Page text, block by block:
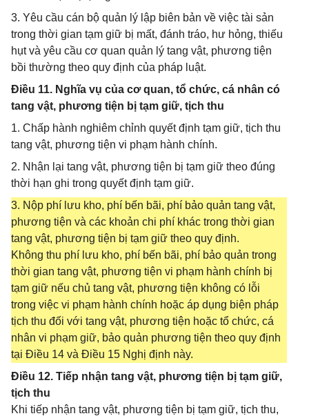
3. Yêu cầu cán bộ quản lý lập biên bản về việc tài sản
trong thời gian tạm giữ bị mất, đánh tráo, hư hỏng, thiếu
hụt và yêu cầu cơ quan quản lý tang vật, phương tiện
bồi thường theo quy định của pháp luật.
Điều 11. Nghĩa vụ của cơ quan, tổ chức, cá nhân có
tang vật, phương tiện bị tạm giữ, tịch thu
1. Chấp hành nghiêm chỉnh quyết định tạm giữ, tịch thu
tang vật, phương tiện vi phạm hành chính.
2. Nhận lại tang vật, phương tiện bị tạm giữ theo đúng
thời hạn ghi trong quyết định tạm giữ.
3. Nộp phí lưu kho, phí bến bãi, phí bảo quản tang vật,
phương tiện và các khoản chi phí khác trong thời gian
tang vật, phương tiện bị tạm giữ theo quy định.
Không thu phí lưu kho, phí bến bãi, phí bảo quản trong
thời gian tang vật, phương tiện vi phạm hành chính bị
tạm giữ nếu chủ tang vật, phương tiện không có lỗi
trong việc vi phạm hành chính hoặc áp dụng biện pháp
tịch thu đối với tang vật, phương tiện hoặc tổ chức, cá
nhân vi phạm giữ, bảo quản phương tiện theo quy định
tại Điều 14 và Điều 15 Nghị định này.
Điều 12. Tiếp nhận tang vật, phương tiện bị tạm giữ,
tịch thu
Khi tiếp nhận tang vật, phương tiện bị tạm giữ, tịch thu,